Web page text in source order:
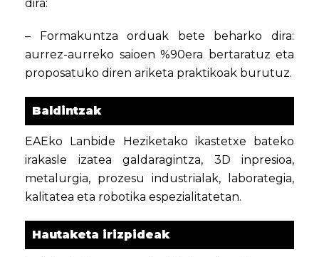
dira:
– Formakuntza orduak bete beharko dira:
aurrez-aurreko saioen %90era bertaratuz eta
proposatuko diren ariketa praktikoak burutuz.
Baldintzak
EAEko Lanbide Heziketako ikastetxe bateko
irakasle izatea galdaragintza, 3D inpresioa,
metalurgia, prozesu industrialak, laborategia,
kalitatea eta robotika espezialitatetan.
Hautaketa irizpideak